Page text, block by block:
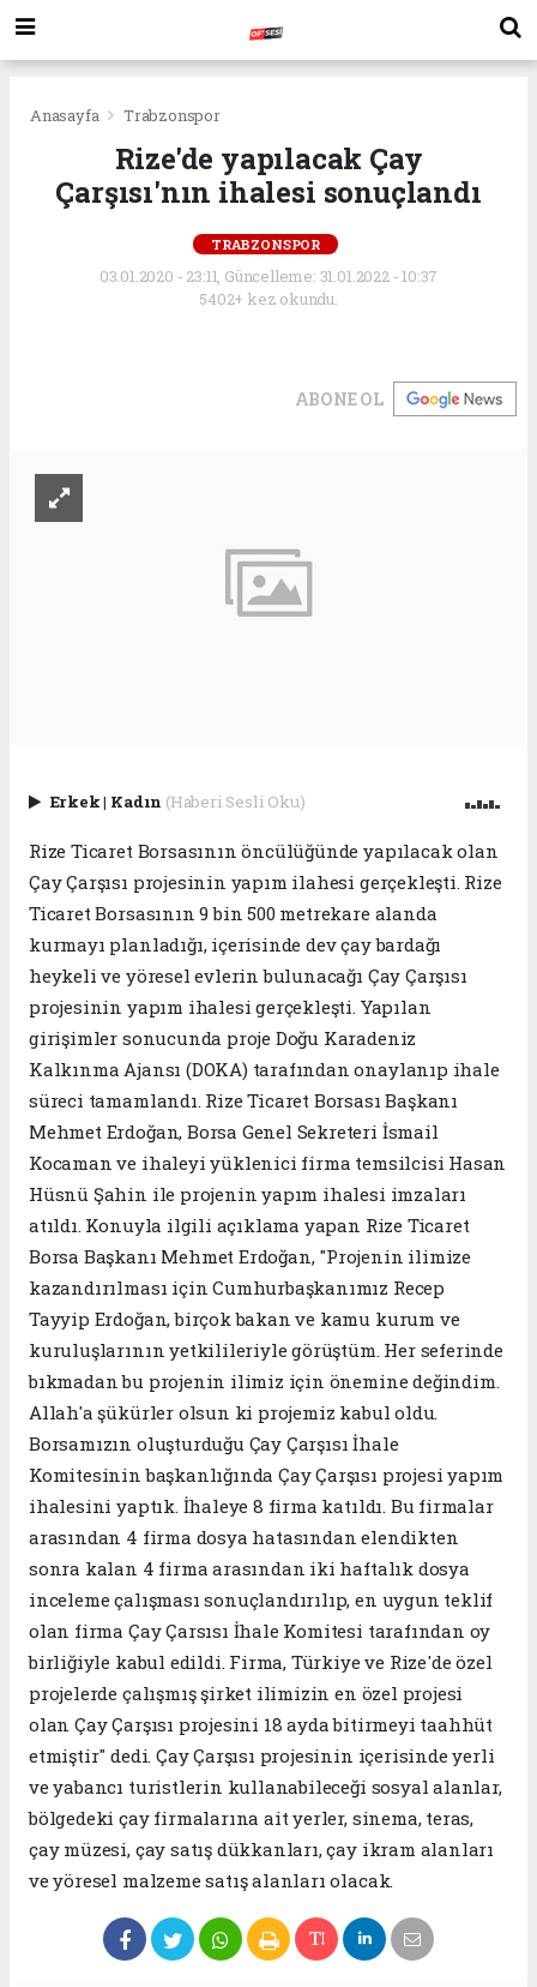
Anasayfa Trabzonspor
Rize'de yapılacak Çay
Çarşısı'nın ihalesi sonuçlandı
TRABZONSPOR
03.01.2020 - 23:11, Güncelleme: 31.01.2022 - 10:37
5402+ kez okundu.
ABONE OL
Erkek| Kadın (Haberi Sesli Oku)
Rize Ticaret Borsasının öncülüğünde yapılacak olan
Çay Çarşısı projesinin yapım ilahesi gerçekleşti. Rize
Ticaret Borsasının 9 bin 500 metrekare alanda
kurmayı planladığı, içerisinde dev çay bardağı
heykeli ve yöresel evlerin bulunacağı Çay Çarşısı
projesinin yapım ihalesi gerçekleşti. Yapılan
girişimler sonucunda proje Doğu Karadeniz
Kalkınma Ajansı (DOKA) tarafından onaylanıp ihale
süreci tamamlandı. Rize Ticaret Borsası Başkanı
Mehmet Erdoğan, Borsa Genel Sekreteri İsmail
Kocaman ve ihaleyi yüklenici firma temsilcisi Hasan
Hüsnü Şahin ile projenin yapım ihalesi imzaları
atıldı. Konuyla ilgili açıklama yapan Rize Ticaret
Borsa Başkanı Mehmet Erdoğan, "Projenin ilimize
kazandırılması için Cumhurbaşkanımız Recep
Tayyip Erdoğan, birçok bakan ve kamu kurum ve
kuruluşlarının yetkilileriyle görüştüm. Her seferinde
bıkmadan bu projenin ilimiz için önemine değindim.
Allah'a şükürler olsun ki projemiz kabul oldu.
Borsamızın oluşturduğu Çay Çarşısı İhale
Komitesinin başkanlığında Çay Çarşısı projesi yapım
ihalesini yaptık. İhaleye 8 firma katıldı. Bu firmalar
arasından 4 firma dosya hatasından elendikten
sonra kalan 4 firma arasından iki haftalık dosya
inceleme çalışması sonuçlandırılıp, en uygun teklif
olan firma Çay Çarsısı İhale Komitesi tarafından oy
birliğiyle kabul edildi. Firma, Türkiye ve Rize'de özel
projelerde çalışmış şirket ilimizin en özel projesi
olan Çay Çarşısı projesini 18 ayda bitirmeyi taahhüt
etmiştir" dedi. Çay Çarşısı projesinin içerisinde yerli
ve yabancı turistlerin kullanabileceği sosyal alanlar,
bölgedeki çay firmalarına ait yerler, sinema, teras,
çay müzesi, çay satış dükkanları, çay ikram alanları
ve yöresel malzeme satış alanları olacak.